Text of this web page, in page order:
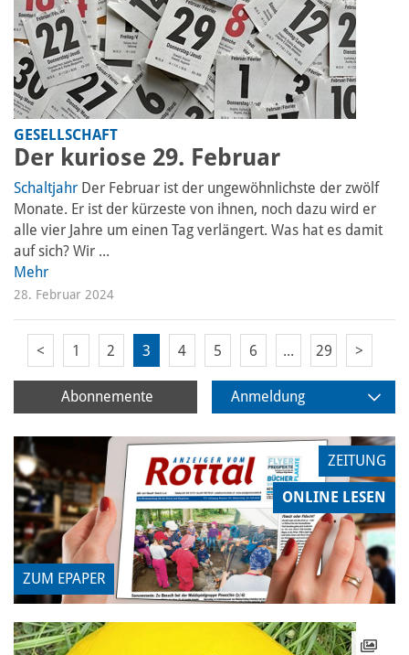
GESELLSCHAFT
Der kuriose 29. Februar
Schaltjahr Der Februar ist der ungewöhnlichste der zwölf
Monate. Er ist der kürzeste von ihnen, noch dazu wird er
alle vier Jahre um einen Tag verlängert. Was hat es damit
auf sich? Wir ...
Mehr
28. Februar 2024
< 1 2 3 4 5 6 ... 29 >
Abonnemente Anmeldung
ZUM EPAPER
ZEITUNG
ONLINE LESEN